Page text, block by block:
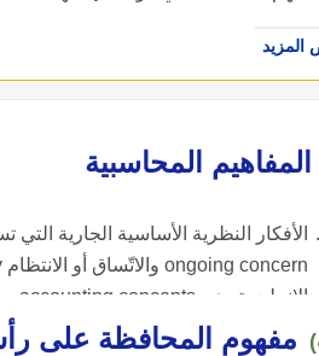
المفاهيم المحاسبية
الأفكار النظرية الأساسية الجارية
الإنجليزية، هي accounting concepts.
مفهوم المحافظة على